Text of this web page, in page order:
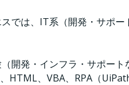
では、IT系（開発・サポ
開発・インフラ・サポー
HTML、VBA、RPA（